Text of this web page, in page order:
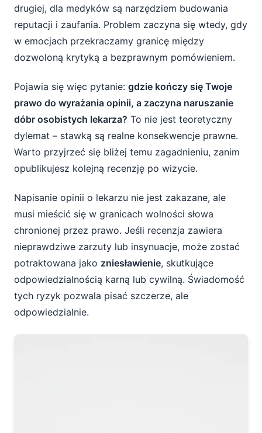
zniesławienie lekarza
naruszenie dóbr osobistych
medycznego
Jak napisać szczerą, ale bezpieczną opinię
o lekarzu?
Praktyczne wskazówki dla pacjenta
piszącego opinię
Podsumowanie – jak bezpiecznie korzystać
z portali opinii o lekarzach?
drugiej, dla medyków są narzędziem budowania
reputacji i zaufania. Problem zaczyna się wtedy, gdy
w emocjach przekraczamy granicę między
dozwoloną krytyką a bezprawnym pomówieniem.
Pojawia się więc pytanie: gdzie kończy się Twoje
prawo do wyrażania opinii, a zaczyna naruszanie
dóbr osobistych lekarza? To nie jest teoretyczny
dylemat – stawką są realne konsekwencje prawne.
Warto przyjrzeć się bliżej temu zagadnieniu, zanim
opublikujesz kolejną recenzję po wizycie.
Napisanie opinii o lekarzu nie jest zakazane, ale
musi mieścić się w granicach wolności słowa
chronionej przez prawo. Jeśli recenzja zawiera
nieprawdziwe zarzuty lub insynuacje, może zostać
potraktowana jako zniesławienie, skutkujące
odpowiedzialnością karną lub cywilną. Świadomość
tych ryzyk pozwala pisać szczerze, ale
odpowiedzialnie.